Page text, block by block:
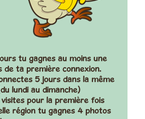
tu gagnes au moins une
de ta première connexion.
5 jours dans la même
lundi au dimanche)
pour la première fois
région tu gagnes 4 photos